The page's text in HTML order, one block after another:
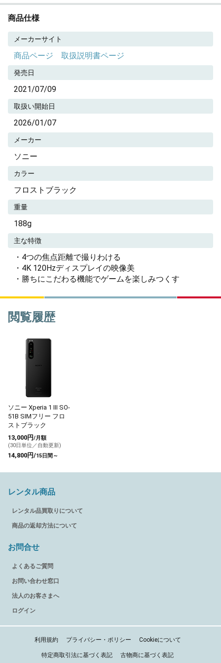
商品仕様
メーカーサイト
商品ページ 取扱説明書ページ
発売日
2021/07/09
取扱い開始日
2026/01/07
メーカー
ソニー
カラー
フロストブラック
重量
188g
主な特徴
・4つの焦点距離で撮りわける
・4K 120Hzディスプレイの映像美
・勝ちにこだわる機能でゲームを楽しみつくす
閲覧履歴
ソニー Xperia 1 III SO-
51B SIMフリー フロ
ストブラック
13,000円/月額
(30日単位／自動更新)
14,800円/15日間～
レンタル商品
レンタル品買取りについて
商品の返却方法について
お問合せ
よくあるご質問
お問い合わせ窓口
法人のお客さまへ
ログイン
利用規約 プライバシー・ポリシー Cookieについて
特定商取引法に基づく表記 古物商に基づく表記